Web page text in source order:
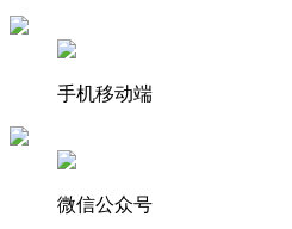
手机移动端
微信公众号